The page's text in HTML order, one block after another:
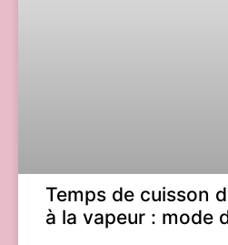
Temps de cuisson
à la vapeur : mode